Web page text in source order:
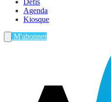
Défis
Agenda
Kiosque
M'abonner